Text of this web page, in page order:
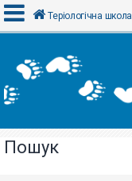
х
і
Р
Теріологічна школа
Пошук